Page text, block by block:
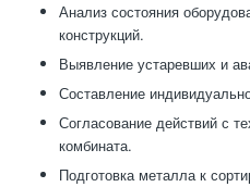
Анализ состояния
конструкций.
Выявление устаревших и
Составление
Согласование действий с
комбината.
Подготовка металла к